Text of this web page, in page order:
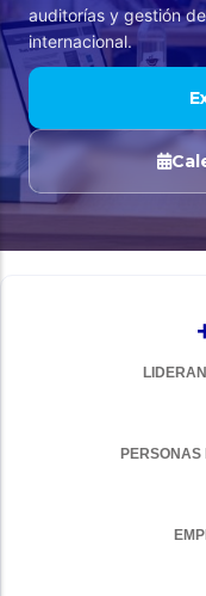
auditorías y gestión
internacional.
PERSONAS